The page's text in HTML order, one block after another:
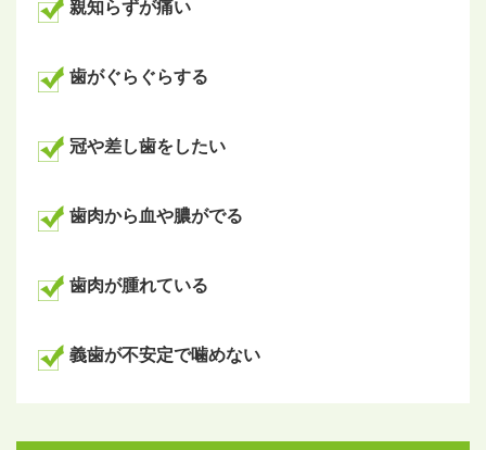
親知らずが痛い
歯がぐらぐらする
冠や差し歯をしたい
歯肉から血や膿がでる
歯肉が腫れている
義歯が不安定で噛めない